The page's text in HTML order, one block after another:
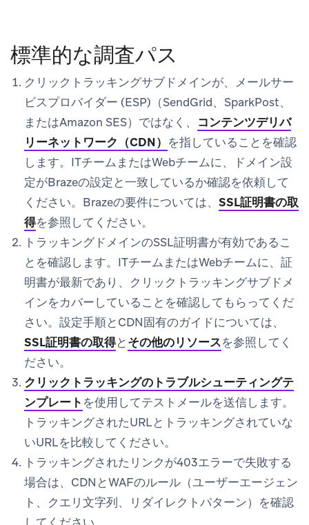
標準的な調査パス
クリックトラッキングサブドメインが、メールサー
ビスプロバイダー (ESP)（SendGrid、SparkPost、
またはAmazon SES）ではなく、 コンテンツデリバ
リーネットワーク（CDN） を指していることを確認
します。ITチームまたはWebチームに、ドメイン設
定がBrazeの設定と一致しているか確認を依頼して
ください。Brazeの要件については、 SSL証明書の取
得を参照してください。
トラッキングドメインのSSL証明書が有効であるこ
とを確認します。ITチームまたはWebチームに、証
明書が最新であり、クリックトラッキングサブドメ
インをカバーしていることを確認してもらってくだ
さい。設定手順とCDN固有のガイドについては、
SSL証明書の取得とその他のリソースを参照してく
ださい。
クリックトラッキングのトラブルシューティングテ
ンプレート を使用してテストメールを送信します。
トラッキングされたURLとトラッキングされていな
いURLを比較してください。
トラッキングされたリンクが403エラーで失敗する
場合は、CDNとWAFのルール（ユーザーエージェン
ト、クエリ文字列、リダイレクトパターン）を確認